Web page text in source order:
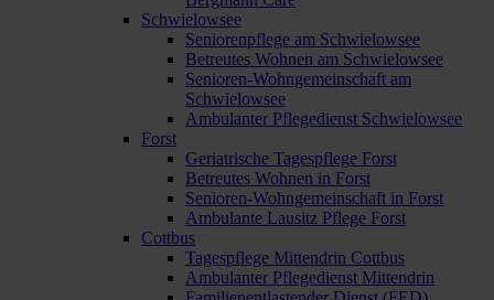
Schwielowsee
Seniorenpflege am Schwielowsee
Betreutes Wohnen am Schwielowsee
Senioren-Wohngemeinschaft am
Schwielowsee
Ambulanter Pflegedienst Schwielowsee
Forst
Geriatrische Tagespflege Forst
Betreutes Wohnen in Forst
Senioren-Wohngemeinschaft in Forst
Ambulante Lausitz Pflege Forst
Cottbus
Tagespflege Mittendrin Cottbus
Ambulanter Pflegedienst Mittendrin